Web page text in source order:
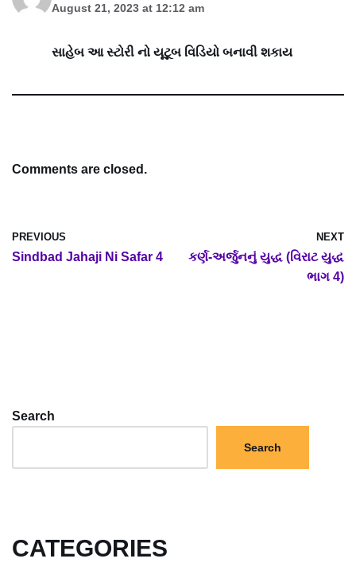
August 21, 2023 at 12:12 am
સાહેબ આ સ્ટોરી નો યૂટૂબ વિડિયો બનાવી શકાય
Comments are closed.
PREVIOUS
Sindbad Jahaji Ni Safar 4
NEXT
કર્ણ-અર્જુનનું યુદ્ધ (વિરાટ યુદ્ધ
ભાગ 4)
Search
Search
CATEGORIES